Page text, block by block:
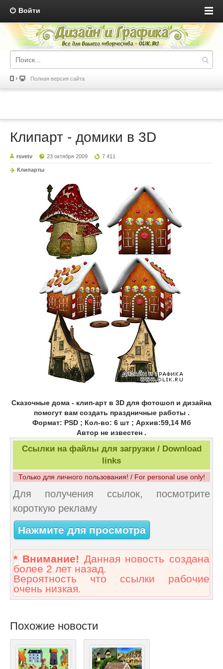
Войти
Полная версия сайта
Клипарт - домики в 3D
rsvetv 23 октября 2009 7 411
Клипарты
Сказочные дома - клип-арт в 3D для фотошоп и дизайна
помогут вам создать праздничные работы .
Формат: PSD ; Кол-во: 6 шт ; Архив:59,14 Мб
Автор не известен .
Ссылки на файлы для загрузки / Download
links
Только для личного пользования! / For personal use only!
Для получения ссылок, посмотрите
короткую рекламу
Нажмите для просмотра
* Внимание! Данная новость создана
более 2 лет назад.
Вероятность что ссылки рабочие
очень низкая.
Похожие новости